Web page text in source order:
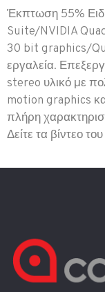
Έκπτωση 55%
Suite/NVIDIA
30 bit graphics/
εργαλεία.
stereo υλικό με
motion graphics
πλήρη
Δείτε τα βίντεο